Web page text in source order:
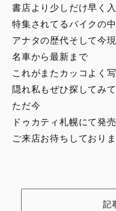
書店より少しだけ早く
特集されてるバイクの
アナタの歴代そして今
名車から最新まで
これがまたカッコよく
隠れ私もぜひ探してみ
ただ今
ドゥカティ札幌にて発
ご来店お待ちしており
記